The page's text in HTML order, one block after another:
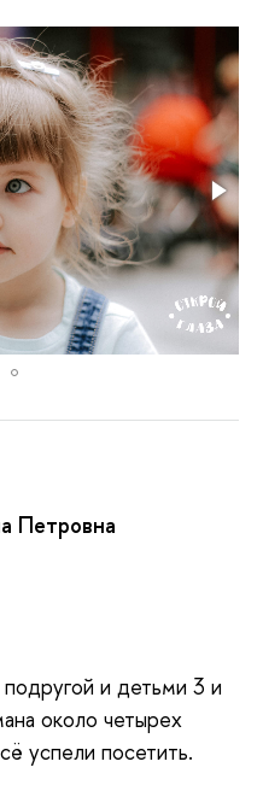
Петровна
и детьми 3 и
около четырех
успели посетить.